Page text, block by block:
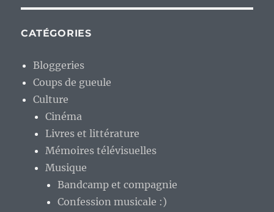
CATÉGORIES
Bloggeries
Coups de gueule
Culture
Cinéma
Livres et littérature
Mémoires télévisuelles
Musique
Bandcamp et compagnie
Confession musicale :)